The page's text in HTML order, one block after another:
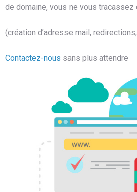
de domaine, vous ne vous tracassez
(création d’adresse mail,
Contactez-nous sans plus attendre